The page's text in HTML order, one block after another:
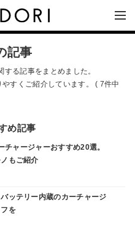
記事
る記事をまとめました。
すくご紹介しています。 ( 7件中
め記事
チャージャーおすすめ20選。
もご紹介
ッテリー内蔵のカーチャージ
を